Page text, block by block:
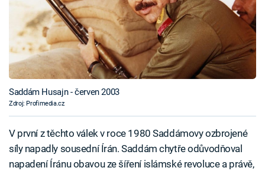
Saddám Husajn - červen 2003
Zdroj: Profimedia.cz
V první z těchto válek v roce 1980 Saddámovy ozbrojené
síly napadly sousední Írán. Saddám chytře odůvodňoval
napadení Íránu obavou ze šíření islámské revoluce a právě,